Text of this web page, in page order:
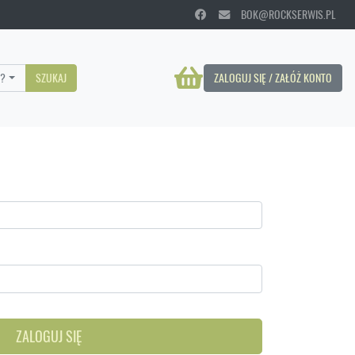
BOK@ROCKSERWIS.PL
ZALOGUJ SIĘ / ZAŁÓŻ KONTO
SZUKAJ
ZALOGUJ SIĘ